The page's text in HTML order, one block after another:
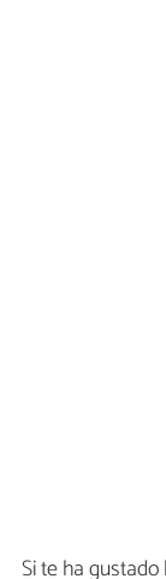
Si te ha